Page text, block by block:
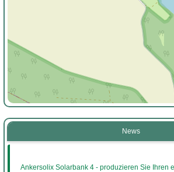
News
Ankersolix Solarbank 4 - produzieren Sie Ihren